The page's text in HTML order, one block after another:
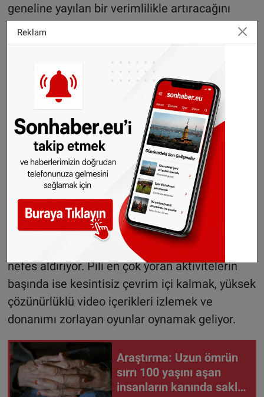
geneline yayılan bir verimlilikle artıracağını
belirtiyor. Bağlantı tarafında ise mobil veri
yerine Wi-Fi tercih etmek, Bluetooth ve GPS
gibi konum servislerini sadece ihtiyaç
duyulduğunda açmak, batarya sağlığını koruyan
profesyonel adımlar olarak nitelendiriliyor.
Yazılımsal çözümler ve performans yönetimi
Android tabanlı cihaz kullanıcıları için "Pil
Tasarrufu" veya "Enerji Tasarrufu" modları,
karmaşık ayarlar arasında kaybolmadan cihaz
performansını anında optimize etme imkanı
sunuyor. Ayarlar menüsü altındaki pil
sekmesinden kolayca aktif edilebilen bu özellik,
arka plan işlemlerini sınırlandırarak bataryaya
nefes aldırıyor. Pili en çok yoran aktivitelerin
başında ise kesintisiz çevrim içi kalmak, yüksek
çözünürlüklü video içerikleri izlemek ve
donanımı zorlayan oyunlar oynamak geliyor.
Araştırma: Uzun ömrün
sırrı 100 yaşını aşan
insanların kanında saklı
Reklam